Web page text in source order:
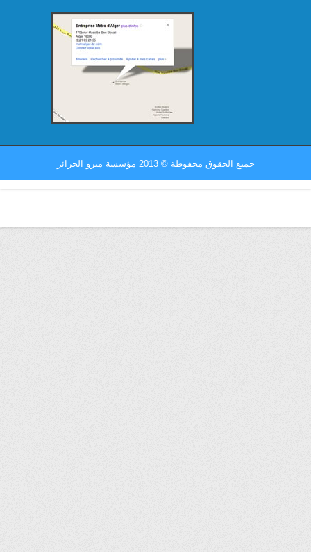
جميع الحقوق محفوظة© 2013 مؤسسة مترو الجزائر